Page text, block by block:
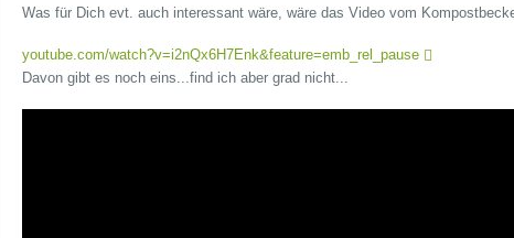
Was für Dich evt. auch interessant wäre, wäre das Video vom
youtube.com/watch?v=i2nQx6H7Enk&feature=emb_rel_pause
Davon gibt es noch eins...find ich aber grad nicht...